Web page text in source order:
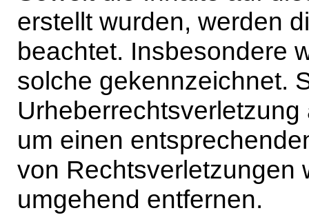
erstellt wurden, werden
beachtet. Insbesondere
solche gekennzeichnet.
um einen
von Rechtsverletzungen
umgehend entfernen.